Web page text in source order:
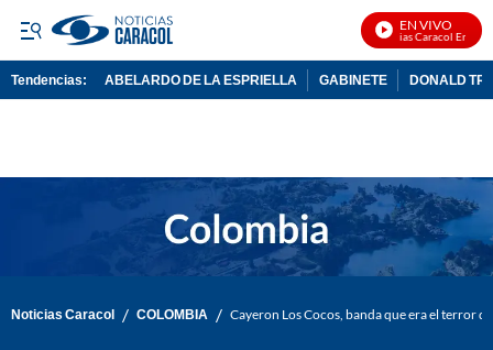
EN VIVO
Noticias Caracol En Vivo
Tendencias: ABELARDO DE LA ESPRIELLA GABINETE DONALD
Noticias Caracol / COLOMBIA / Cayeron Los Cocos, banda que era el terror